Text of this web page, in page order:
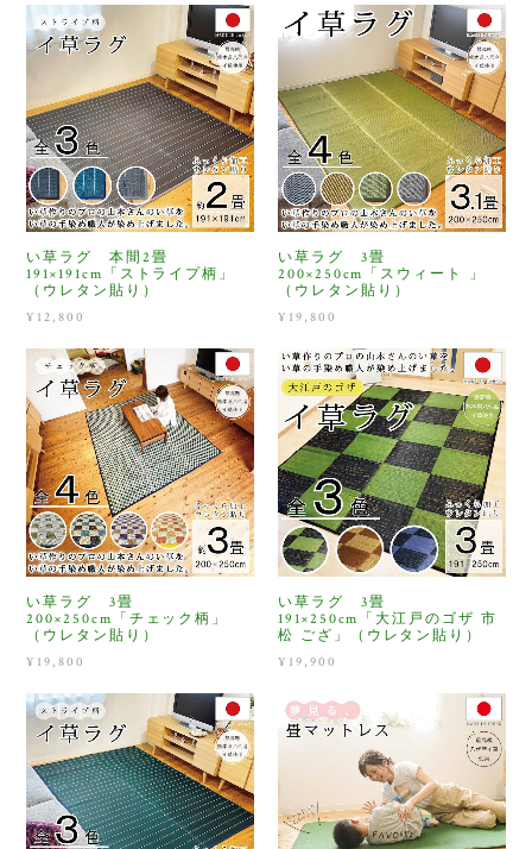
い草ラグ 本間2畳
191×191cm「ストライプ柄」
（ウレタン貼り）
¥12,800
い草ラグ 3畳
200×250cm「スウィート 」
（ウレタン貼り）
¥19,800
い草ラグ 3畳
200×250cm「チェック柄」
（ウレタン貼り）
¥19,800
い草ラグ 3畳
191×250cm「大江戸のゴザ 市
松 ござ」（ウレタン貼り）
¥19,900